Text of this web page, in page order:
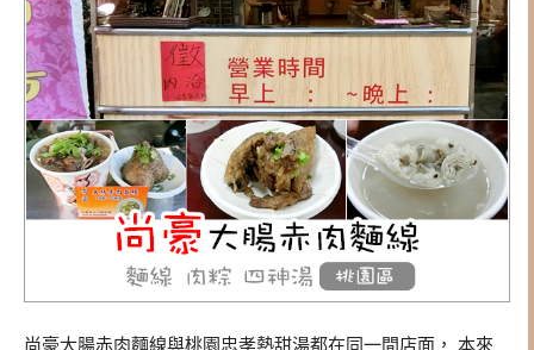
尚豪大腸赤肉麵線與桃園忠孝熱甜湯都在同一間店面， 本來